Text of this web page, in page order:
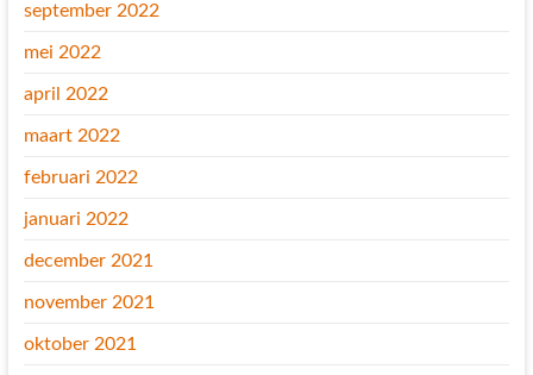
september 2022
mei 2022
april 2022
maart 2022
februari 2022
januari 2022
december 2021
november 2021
oktober 2021